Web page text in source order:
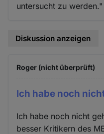
untersucht zu werden."
Diskussion anzeigen
Roger (nicht überprüft)
Ich habe noch
Ich habe noch nicht
besser Kritikern des